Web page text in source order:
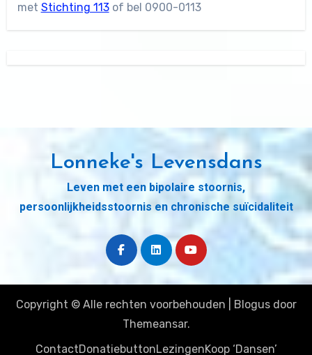
met Stichting 113of bel 0900-0113
Lonneke's Levensdans
Leven met een bipolaire stoornis,
persoonlijkheidsstoornis en chronische suïcidaliteit
Copyright © Alle rechten voorbehouden Blogusdoor
Themeansar.
ContactDonatiebuttonLezingenKoop ‘Dansen’